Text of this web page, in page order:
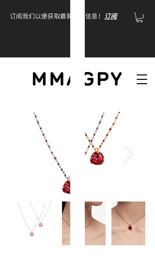
订阅我们以便获取最新产品信息！ 订阅